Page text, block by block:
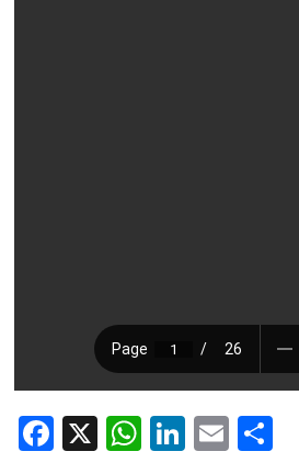
Facebook
X WhatsApp
LinkedIn
Email